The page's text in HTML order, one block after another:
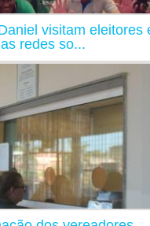
visitam eleitores
redes so...